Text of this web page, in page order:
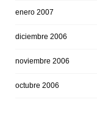
enero 2007
diciembre 2006
noviembre 2006
octubre 2006